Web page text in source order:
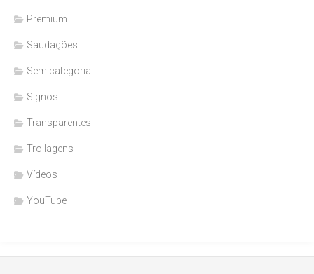
Premium
Saudações
Sem categoria
Signos
Transparentes
Trollagens
Vídeos
YouTube